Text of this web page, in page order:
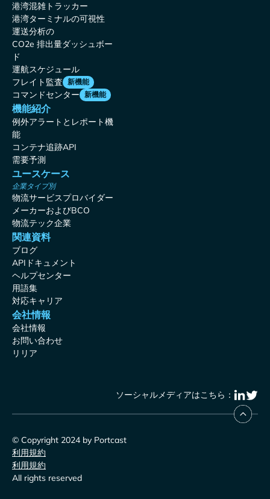
港湾混雑トラッカー
港湾ターミナルの可視性
運送分析の
CO2e 排出量ダッシュボー
ド
運航スケジュール
フレイト監査 新機能
コマンドセンター 新機能
機能紹介
例外アラートとレポート機
能
コンテナ追跡API
需要予測
ユースケース
企業タイプ別
物流サービスプロバイダー
メーカーおよびBCO
物流テック企業
関連資料
ブログ
APIドキュメント
ヘルプセンター
用語集
対応キャリア
会社情報
会社情報
お問い合わせ
リリア
ソーシャルメディアはこちら：
© Copyright 2024 by Portcast
利用規約
利用規約
All rights reserved